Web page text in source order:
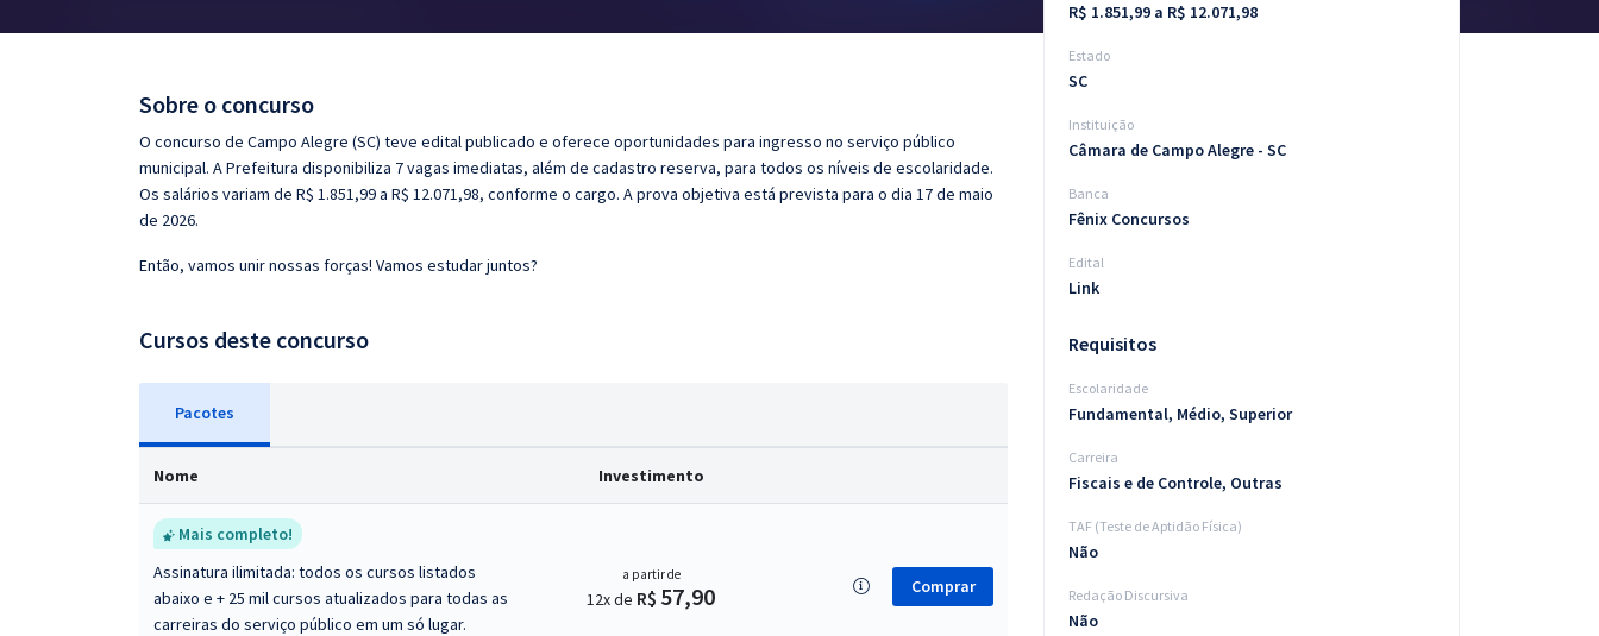
Sobre o concurso
O concurso de Campo Alegre (SC) teve edital publicado e oferece oportunidades para ingresso no serviço público
municipal. A Prefeitura disponibiliza 7 vagas imediatas, além de cadastro reserva, para todos os níveis de escolaridade.
Os salários variam de R$ 1.851,99 a R$ 12.071,98, conforme o cargo. A prova objetiva está prevista para o dia 17 de maio
de 2026.
Então, vamos unir nossas forças! Vamos estudar juntos?
Cursos deste concurso
Pacotes
Nome Investimento
Mais completo!
Assinatura ilimitada: todos os cursos listados
abaixo e + 25 mil cursos atualizados para todas as
carreiras do serviço público em um só lugar.
a partir de
12x de R$ 57,90 Comprar
R$ 1.851,99 a R$ 12.071,98
Estado
SC
Instituição
Câmara de Campo Alegre - SC
Banca
Fênix Concursos
Edital
Link
Requisitos
Escolaridade
Fundamental, Médio, Superior
Carreira
Fiscais e de Controle, Outras
TAF (Teste de Aptidão Física)
Não
Redação Discursiva
Não